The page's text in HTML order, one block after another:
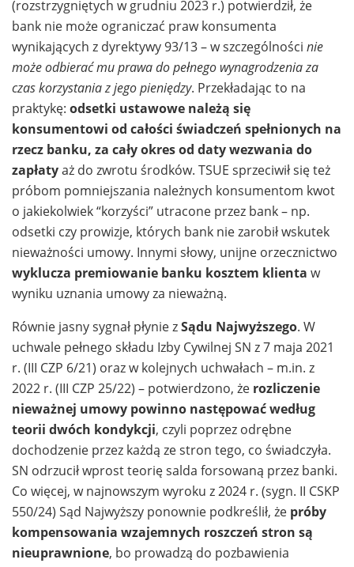
(rozstrzygniętych w grudniu 2023 r.) potwierdził, że
bank nie może ograniczać praw konsumenta
wynikających z dyrektywy 93/13 – w szczególności nie
może odbierać mu prawa do pełnego wynagrodzenia za
czas korzystania z jego pieniędzy. Przekładając to na
praktykę: odsetki ustawowe należą się
konsumentowi od całości świadczeń spełnionych na
rzecz banku, za cały okres od daty wezwania do
zapłatyaż do zwrotu środków. TSUE sprzeciwił się też
próbom pomniejszania należnych konsumentom kwot
o jakiekolwiek “korzyści” utracone przez bank – np.
odsetki czy prowizje, których bank nie zarobił wskutek
nieważności umowy. Innymi słowy, unijne orzecznictwo
wyklucza premiowanie banku kosztem klienta w
wyniku uznania umowy za nieważną.
Równie jasny sygnał płynie zSądu Najwyższego. W
uchwale pełnego składu Izby Cywilnej SN z 7 maja 2021
r. (III CZP 6/21) oraz w kolejnych uchwałach – m.in. z
2022 r. (III CZP 25/22) – potwierdzono, że rozliczenie
nieważnej umowy powinno następować według
teorii dwóch kondykcji, czyli poprzez odrębne
dochodzenie przez każdą ze stron tego, co świadczyła.
SN odrzucił wprost teorię salda forsowaną przez banki.
Co więcej, w najnowszym wyroku z 2024 r. (sygn. II CSKP
550/24) Sąd Najwyższy ponownie podkreślił, że próby
kompensowania wzajemnych roszczeń stron są
nieuprawnione, bo prowadzą do pozbawienia